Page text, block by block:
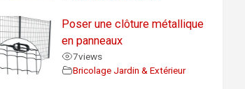
Poser une clôture métallique
en panneaux
7views
Bricolage Jardin & Extérieur